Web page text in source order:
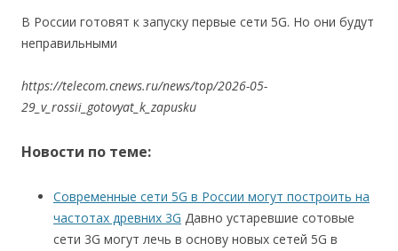
В России готовят к запуску первые сети 5G. Но они будут
неправильными
https://telecom.cnews.ru/news/top/2026-05-
29_v_rossii_gotovyat_k_zapusku
Новости по теме:
Современные сети 5G в России могут построить на
частотах древних 3G Давно устаревшие сотовые
сети 3G могут лечь в основу новых сетей 5G в